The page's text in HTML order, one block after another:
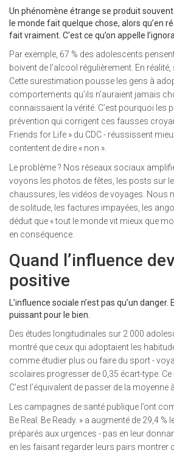
Un phénomène étrange se produit
le monde fait quelque chose, alors qu’en
fait vraiment. C’est ce qu’on appelle
Par exemple, 67 % des adolescents
boivent de l’alcool régulièrement. En
Cette surestimation pousse les gens à
comportements qu’ils n’auraient jamais
connaissaient la vérité. C’est pourquoi les
prévention qui corrigent ces fausses
Friends for Life » du CDC - réussissent
contentent de dire « non ».
Le problème ? Nos réseaux sociaux
voyons les photos de fêtes, les posts sur
chaussures, les vidéos de voyages. Nous
de solitude, les factures impayées, les
déduit que « tout le monde vit mieux que
en conséquence.
Quand l’influence
positive
L’influence sociale n’est pas qu’un
puissant pour le bien.
Des études longitudinales sur 2 000
montré que ceux qui adoptaient les
comme étudier plus ou faire du sport -
scolaires progresser de 0,35 écart-type. Ce
C’est l’équivalent de passer de la moyenne
Les campagnes de santé publique l’ont
Be Real. Be Ready. » a augmenté de 29,4
préparés aux urgences - pas en leur
en les faisant regarder leurs pairs montrer